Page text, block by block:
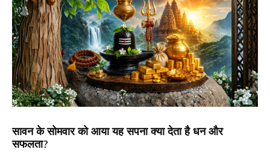
सावन के सोमवार को आया यह सपना क्या देता है धन और
सफलता?